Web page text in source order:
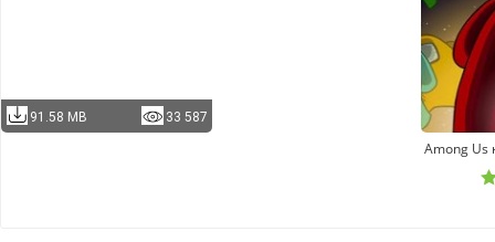
91.58 MB 33 587
Among Us